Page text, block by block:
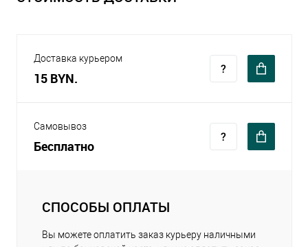
Доставка курьером
15 BYN.
Самовывоз
Бесплатно
СПОСОБЫ ОПЛАТЫ
Вы можете оплатить заказ курьеру наличными